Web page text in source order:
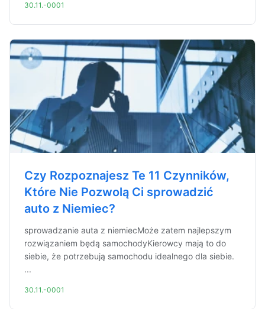
30.11.-0001
Czy Rozpoznajesz Te 11 Czynników,
Które Nie Pozwolą Ci sprowadzić
auto z Niemiec?
sprowadzanie auta z niemiecMoże zatem najlepszym
rozwiązaniem będą samochodyKierowcy mają to do
siebie, że potrzebują samochodu idealnego dla siebie.
...
30.11.-0001